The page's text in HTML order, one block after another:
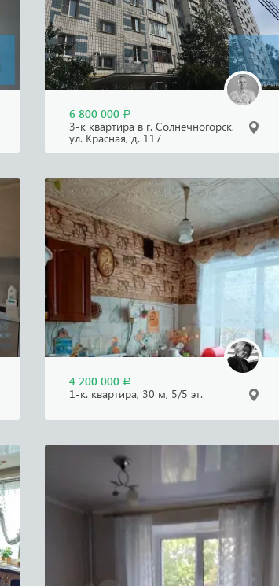
6 800 000 Р
3-к квартира в г. Солнечногорск,
ул. Красная, д. 117
4 200 000 Р
1-к. квартира, 30 м, 5/5 эт.